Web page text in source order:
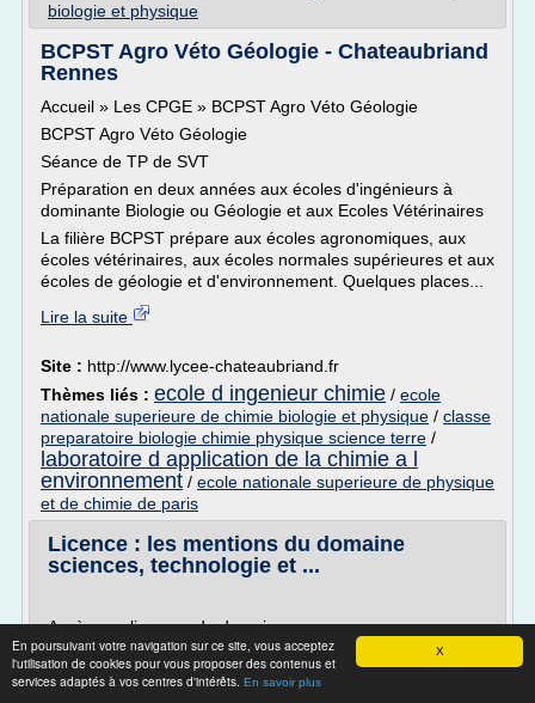
X
En poursuivant votre navigation sur ce site, vous acceptez
l'utilisation de cookies pour vous proposer des contenus et
services adaptés à vos centres d'intérêts. En savoir plus
biologie et physique
BCPST Agro Véto Géologie - Chateaubriand
Rennes
Accueil » Les CPGE » BCPST Agro Véto Géologie
BCPST Agro Véto Géologie
Séance de TP de SVT
Préparation en deux années aux écoles d'ingénieurs à
dominante Biologie ou Géologie et aux Ecoles Vétérinaires
La filière BCPST prépare aux écoles agronomiques, aux
écoles vétérinaires, aux écoles normales supérieures et aux
écoles de géologie et d'environnement. Quelques places...
Lire la suite
Site : http://www.lycee-chateaubriand.fr
Thèmes liés : ecole d ingenieur chimie / ecole
nationale superieure de chimie biologie et physique / classe
preparatoire biologie chimie physique science terre /
laboratoire d application de la chimie a l
environnement / ecole nationale superieure de physique
et de chimie de paris
Licence : les mentions du domaine
sciences, technologie et ...
Accès aux licences du domaine
Le bac S est recommandé ; l'enseignement est dans la
continuité du bac scientifique. Une mise à niveau en